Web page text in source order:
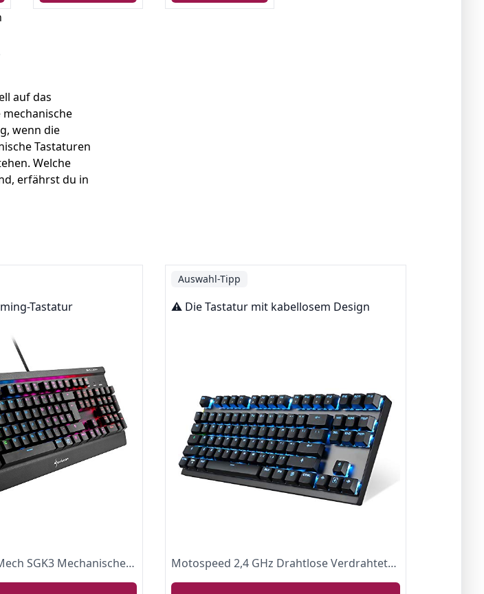
auf das
wenn die
Tastaturen
Welche
erfährst du in
Tastatur
Sharkoon Skiller Mech SGK3 Mechanische Gaming Tastatur (mit RGB-Beleuchtung, rote Schalter, N-Key-Rollover, 1000 Hz Polling Rate) schwarz
Auswahl-Tipp
⚠️ Die Tastatur mit kabellosem Design
Motospeed 2,4 GHz Drahtlose Verdrahtete Mechanische Tastatur mit 87 Tasten LED- Hintergrundbeleuchtung und Blauen Schaltern Typ C Gaming Tastatur